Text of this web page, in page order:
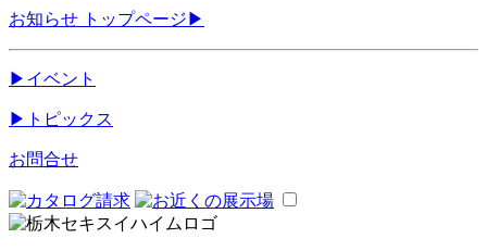
お知らせ トップページ ▶
▶ イベント
▶ トピックス
お問合せ